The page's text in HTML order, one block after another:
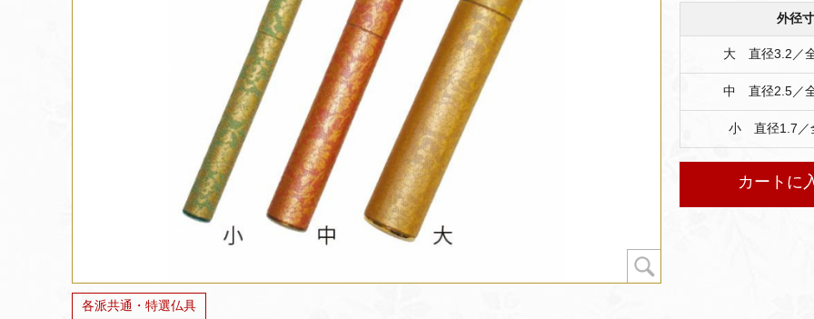
各派共通・特選仏具
外径
大 直径3.2／
中 直径2.5／
小 直径1.7／
カートに